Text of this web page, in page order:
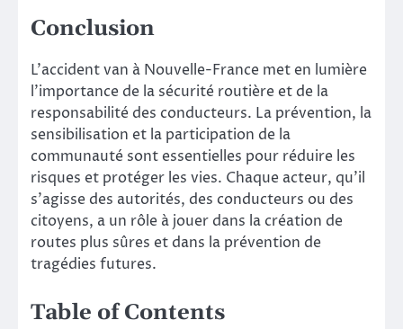
Conclusion
L’accident van à Nouvelle-France met en lumière
l’importance de la sécurité routière et de la
responsabilité des conducteurs. La prévention, la
sensibilisation et la participation de la
communauté sont essentielles pour réduire les
risques et protéger les vies. Chaque acteur, qu’il
s’agisse des autorités, des conducteurs ou des
citoyens, a un rôle à jouer dans la création de
routes plus sûres et dans la prévention de
tragédies futures.
Table of Contents